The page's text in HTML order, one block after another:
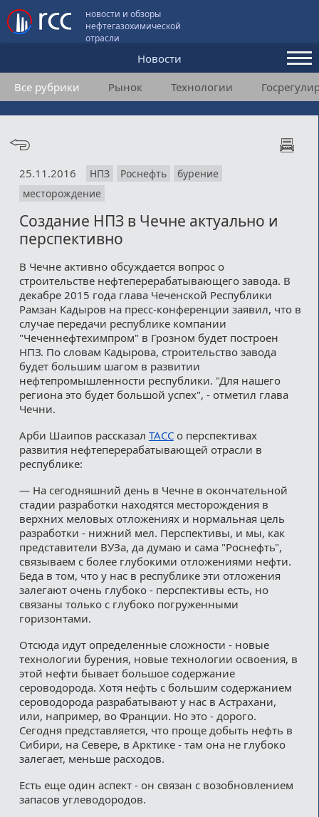
новости и обзоры
нефтегазохимической
отрасли
Новости
Аналитика и мнения
Конференции
Подписка
Пользовательское соглашение
Медиакит
Контакты
Все рубрики Рынок Технологии
25.11.2016 НПЗ Роснефть
бурение
месторождение
Создание НПЗ в Чечне актуально и
перспективно
В Чечне активно обсуждается вопрос о
строительстве нефтеперерабатывающего завода. В
декабре 2015 года глава Чеченской Республики
Рамзан Кадыров на пресс-конференции заявил, что в
случае передачи республике компании
"Чеченнефтехимпром" в Грозном будет построен
НПЗ. По словам Кадырова, строительство завода
будет большим шагом в развитии
нефтепромышленности республики. "Для нашего
региона это будет большой успех", - отметил глава
Чечни.
Арби Шаипов рассказал ТАССо перспективах
развития нефтеперерабатывающей отрасли в
республике:
— На сегодняшний день в Чечне в окончательной
стадии разработки находятся месторождения в
верхних меловых отложениях и нормальная цель
разработки - нижний мел. Перспективы, и мы, как
представители ВУЗа, да думаю и сама "Роснефть",
связываем с более глубокими отложениями нефти.
Беда в том, что у нас в республике эти отложения
залегают очень глубоко - перспективы есть, но
связаны только с глубоко погруженными
горизонтами.
Отсюда идут определенные сложности - новые
технологии бурения, новые технологии освоения, в
этой нефти бывает большое содержание
сероводорода. Хотя нефть с большим содержанием
сероводорода разрабатывают у нас в Астрахани,
или, например, во Франции. Но это - дорого.
Сегодня представляется, что проще добыть нефть в
Сибири, на Севере, в Арктике - там она не глубоко
залегает, меньше расходов.
Есть еще один аспект - он связан с возобновлением
запасов углеводородов.